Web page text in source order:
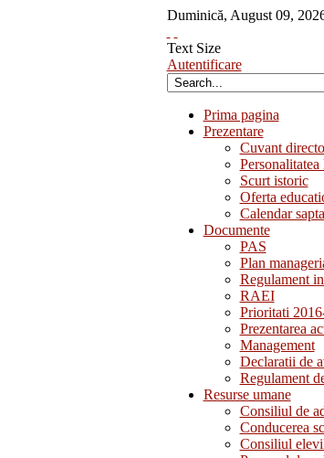
Duminică, August 09,
Text Size
Autentificare
Prima pagina
Prezentare
Cuvant
Scurt istoric
Oferta
Calendar
Documente
PAS
Plan
Regulament
RAEI
Prioritati
Prezentarea
Management
Declaratii de
Regulament
Resurse umane
Consiliul de
Conducerea
Consiliul